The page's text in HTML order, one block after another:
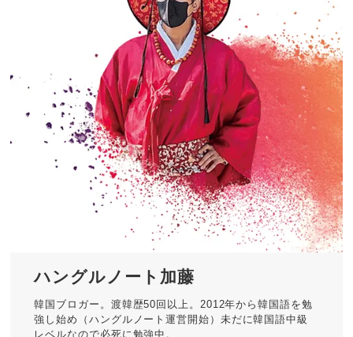
ハングルノート加藤
韓国ブロガー。渡韓歴50回以上。2012年から韓国語を勉
強し始め（ハングルノート運営開始）未だに韓国語中級
レベルなので必死に勉強中。